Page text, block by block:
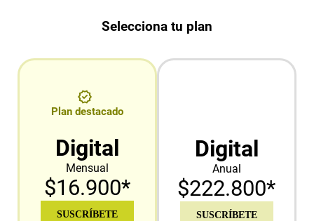
Selecciona tu plan
Plan destacado
Digital
Mensual
$16.900*
SUSCRÍBETE
Digital
Anual
$222.800*
SUSCRÍBETE